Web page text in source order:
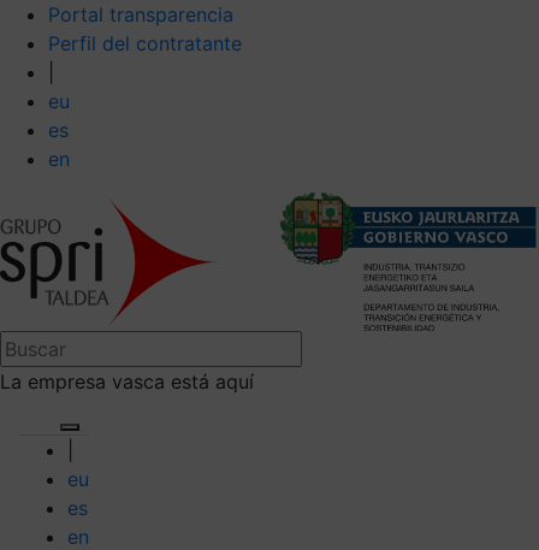
Portal transparencia
Perfil del contratante
eu
es
en
La empresa vasca está aquí
eu
es
en